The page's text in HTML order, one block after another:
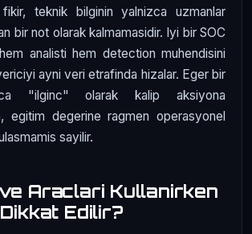
fikir, teknik bilginin yalnizca uzmanlar
bir not olarak kalmamasidir. Iyi bir SOC
analisti hem detection muhendisini
ayni veri etrafinda hizalar. Eger bir
"ilginc" olarak kalip aksiyona
egitim degerine ragmen operasyonel
sayilir.
Araclari Kullanirken
Edilir?